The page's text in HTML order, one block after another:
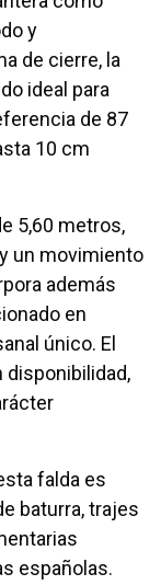
y
de cierre, la
ideal para
de 87
10 cm
5,60 metros,
un movimiento
además
en
único. El
disponibilidad,
falda es
baturra, trajes
españolas.